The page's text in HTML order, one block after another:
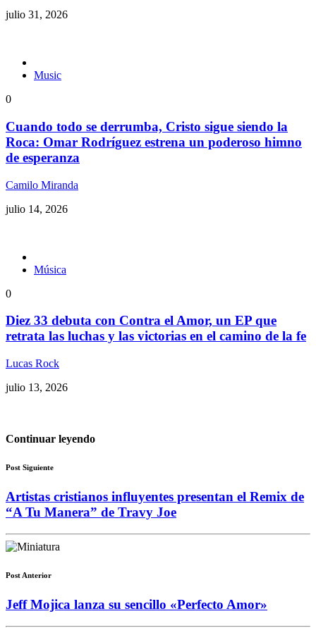
julio 31, 2026
Music
0
Cuando todo se derrumba, Cristo sigue siendo la
Roca: Omar Rodríguez estrena un poderoso himno
de esperanza
Camilo Miranda
julio 14, 2026
Música
0
Diez 33 debuta con Contra el Amor, un EP que
retrata las luchas y las victorias en el camino de la fe
Lucas Rock
julio 13, 2026
Continuar leyendo
Post Siguiente
Artistas cristianos influyentes presentan el Remix de
“A Tu Manera” de Travy Joe
Post Anterior
Jeff Mojica lanza su sencillo «Perfecto Amor»